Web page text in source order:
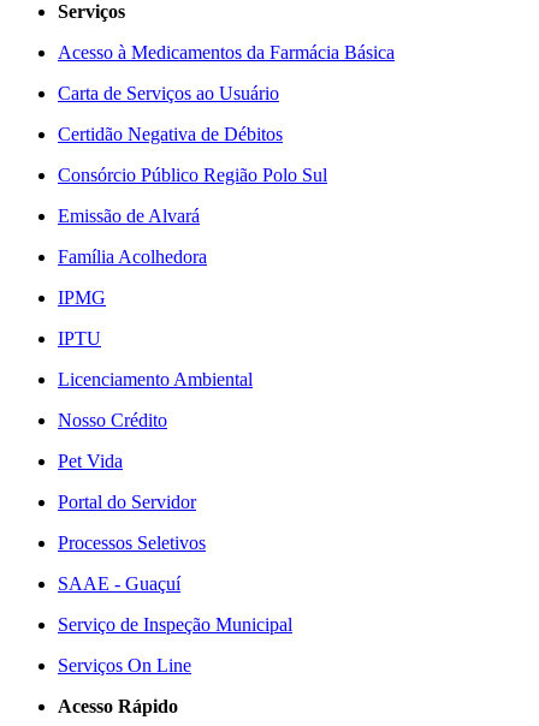
Serviços
Acesso à Medicamentos da Farmácia Básica
Carta de Serviços ao Usuário
Certidão Negativa de Débitos
Consórcio Público Região Polo Sul
Emissão de Alvará
Família Acolhedora
IPMG
IPTU
Licenciamento Ambiental
Nosso Crédito
Pet Vida
Portal do Servidor
Processos Seletivos
SAAE - Guaçuí
Serviço de Inspeção Municipal
Serviços On Line
Acesso Rápido